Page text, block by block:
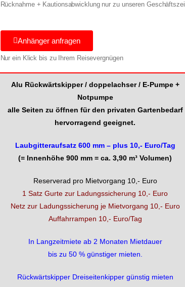
Rücknahme + Kautionsabwicklung nur zu unseren
Anhänger anfragen
Nur ein Klick bis zu Ihrem Reisevergnügen
Alu Rückwärtskipper / doppelachser / E-Pumpe +
Notpumpe
alle Seiten zu öffnen für den privaten Gartenbedarf
hervorragend geeignet.
Laubgitteraufsatz 600 mm – plus 10,- Euro/Tag
(= Innenhöhe 900 mm = ca. 3,90 m³ Volumen)
Reserverad pro Mietvorgang 10,- Euro
1 Satz Gurte zur Ladungssicherung 10,- Euro
Netz zur Ladungssicherung je Mietvorgang 10,- Euro
Auffahrrampen 10,- Euro/Tag
In Langzeitmiete ab 2 Monaten Mietdauer
bis zu 50 % günstiger mieten.
Rückwärtskipper Dreiseitenkipper günstig mieten